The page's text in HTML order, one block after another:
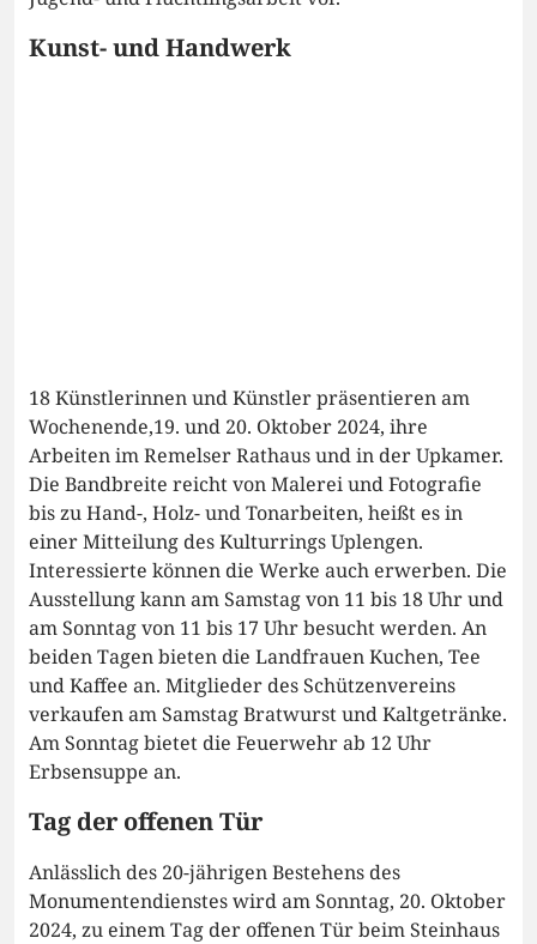
Kunst- und Handwerk
18 Künstlerinnen und Künstler präsentieren am
Wochenende,19. und 20. Oktober 2024, ihre
Arbeiten im Remelser Rathaus und in der Upkamer.
Die Bandbreite reicht von Malerei und Fotografie
bis zu Hand-, Holz- und Tonarbeiten, heißt es in
einer Mitteilung des Kulturrings Uplengen.
Interessierte können die Werke auch erwerben. Die
Ausstellung kann am Samstag von 11 bis 18 Uhr und
am Sonntag von 11 bis 17 Uhr besucht werden. An
beiden Tagen bieten die Landfrauen Kuchen, Tee
und Kaffee an. Mitglieder des Schützenvereins
verkaufen am Samstag Bratwurst und Kaltgetränke.
Am Sonntag bietet die Feuerwehr ab 12 Uhr
Erbsensuppe an.
Tag der offenen Tür
Anlässlich des 20-jährigen Bestehens des
Monumentendienstes wird am Sonntag, 20. Oktober
2024, zu einem Tag der offenen Tür beim Steinhaus